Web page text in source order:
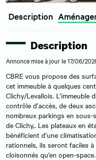
Description
Description
Annonce mise à jour le 17/06/
CBRE vous propose des
cet immeuble à quelques
Clichy/Levallois. L’immeuble
contrôle d’accès, de deux
nombreux parkings en
de Clichy,. Les plateaux en
bénéficient d’une
rationnels, ils seront faciles
cloisonnés qu’en open-